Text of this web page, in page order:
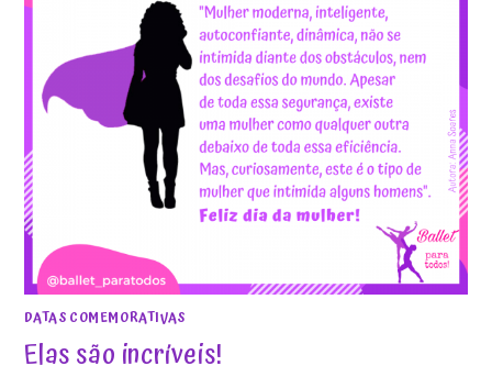
DATAS COMEMORATIVAS
Elas são incríveis!